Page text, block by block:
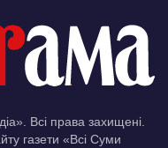
Всі права захищені.
газети «Всі Суми